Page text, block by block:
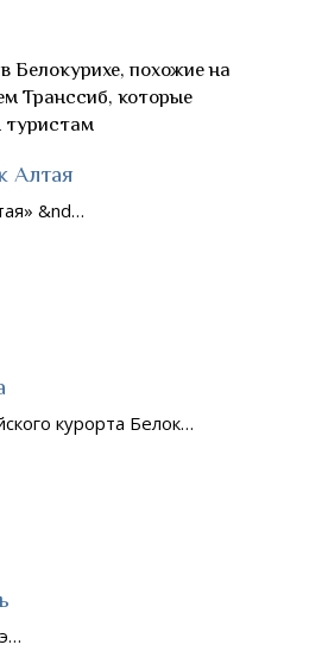
Белокурихе, похожие на
Транссиб, которые
туристам
Алтая
&nd…
курорта Белок…